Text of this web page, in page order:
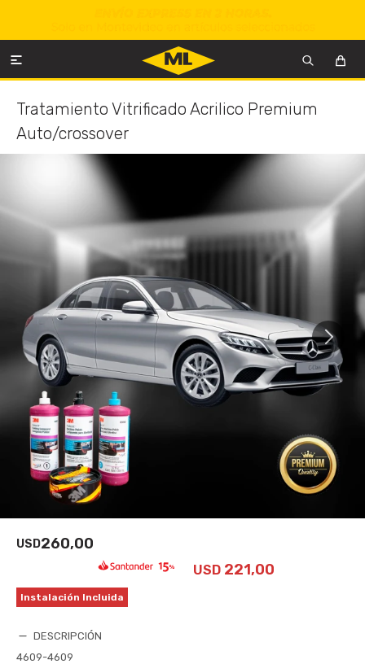

Tratamiento Vitrificado Acrilico Premium
Auto/crossover
USD260,00
USD 221,00
Instalación Incluida
DESCRIPCIÓN
4609-4609